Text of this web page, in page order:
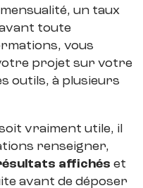
un taux
toute
vous
projet sur votre
outils, à plusieurs
vraiment utile, il
renseigner,
affichés et
avant de déposer